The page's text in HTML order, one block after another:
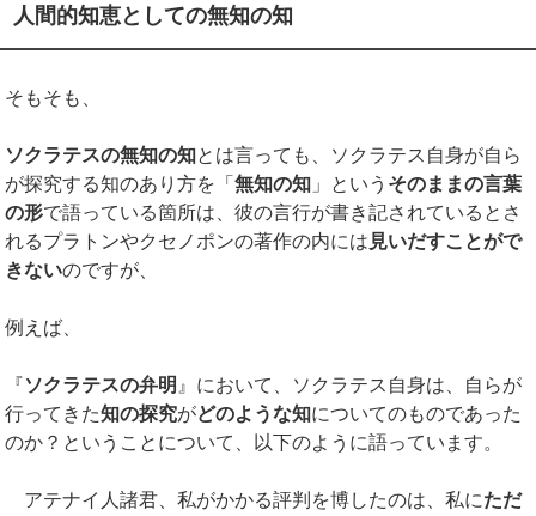
人間的知恵としての無知の知
そもそも、
ソクラテスの無知の知とは言っても、ソクラテス自身が自ら
が探究する知のあり方を「無知の知 」という そのままの言葉
の形で語っている箇所は、彼の言行が書き記されているとさ
れるプラトンやクセノポンの著作の内には 見いだすことがで
きないのですが、
例えば、
『ソクラテスの弁明 』において、ソクラテス自身は、自らが
行ってきた知の探究がどのような知についてのものであった
のか？ということについて、以下のように語っています。
アテナイ人諸君、私がかかる評判を博したのは、私にただ